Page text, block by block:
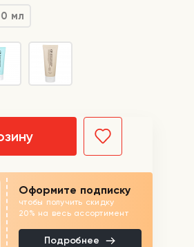
мл
Оформите подписку
чтобы получить скидку
20% на весь ассортимент
Подробнее